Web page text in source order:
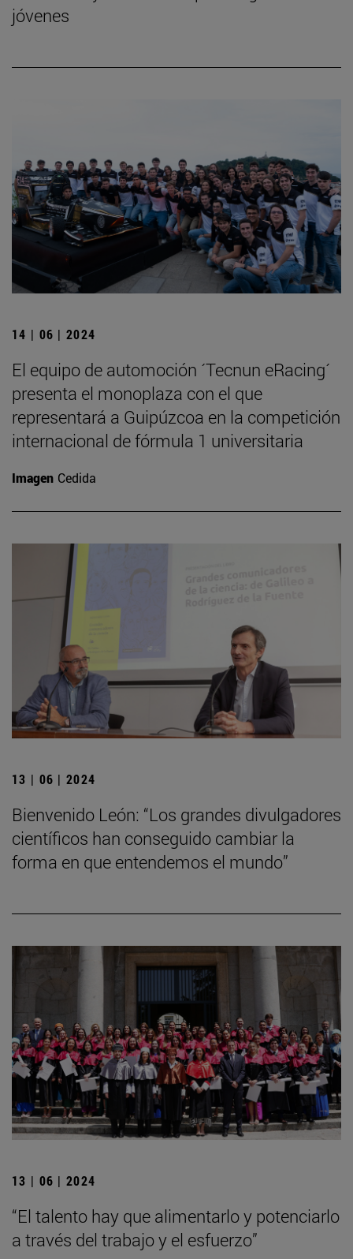
jóvenes
14 | 06 | 2024
El equipo de automoción ´Tecnun eRacing´
presenta el monoplaza con el que
representará a Guipúzcoa en la competición
internacional de fórmula 1 universitaria
Imagen Cedida
13 | 06 | 2024
Bienvenido León: “Los grandes divulgadores
científicos han conseguido cambiar la
forma en que entendemos el mundo”
13 | 06 | 2024
“El talento hay que alimentarlo y potenciarlo
a través del trabajo y el esfuerzo”